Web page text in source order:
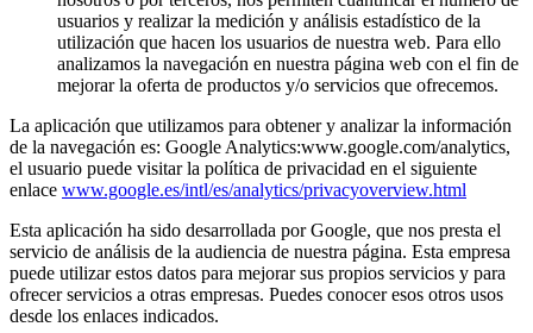
usuarios y realizar la medición y análisis estadístico de la
utilización que hacen los usuarios de nuestra web. Para ello
analizamos la navegación en nuestra página web con el fin de
mejorar la oferta de productos y/o servicios que ofrecemos.
La aplicación que utilizamos para obtener y analizar la información
de la navegación es: Google Analytics:www.google.com/analytics,
el usuario puede visitar la política de privacidad en el siguiente
enlace www.google.es/intl/es/analytics/privacyoverview.html
Esta aplicación ha sido desarrollada por Google, que nos presta el
servicio de análisis de la audiencia de nuestra página. Esta empresa
puede utilizar estos datos para mejorar sus propios servicios y para
ofrecer servicios a otras empresas. Puedes conocer esos otros usos
desde los enlaces indicados.